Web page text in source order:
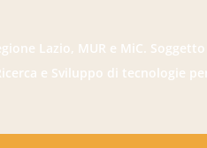
Lazio, MUR e MiC.
e Sviluppo di tecnologie